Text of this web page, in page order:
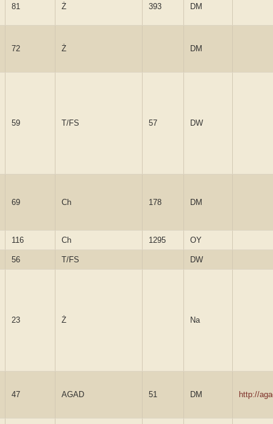
81 Ż 393 DM
72 Ż DM
59 T/FS 57 DW
69 Ch 178 DM
116 Ch 1295 OY
56 T/FS DW
23 Ż Na
47 AGAD 51 DM http://